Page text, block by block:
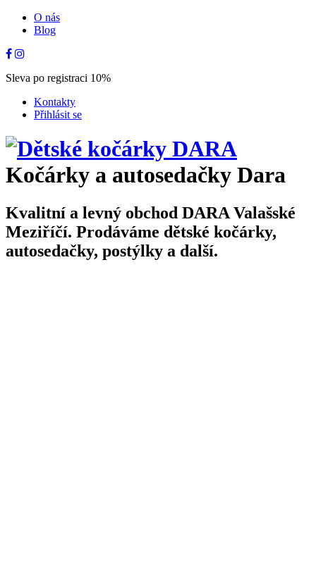
O nás
Blog
Sleva po registraci 10%
Kontakty
Přihlásit se
Kočárky a autosedačky Dara
Kvalitní a levný obchod DARA Valašské
Meziříčí. Prodáváme dětské kočárky,
autosedačky, postýlky a další.